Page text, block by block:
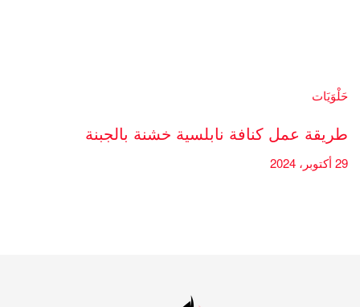
حَلْوَيَات
طريقة عمل كنافة نابلسية خشنة بالجبنة
29 أكتوبر، 2024